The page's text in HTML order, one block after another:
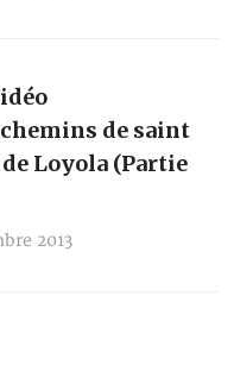
chemins de saint
Loyola (Partie
2013